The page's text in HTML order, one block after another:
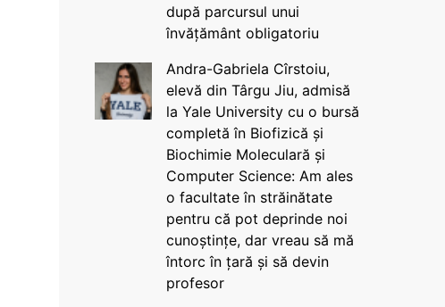
după parcursul unui
învățământ obligatoriu
Andra-Gabriela Cîrstoiu,
elevă din Târgu Jiu, admisă
la Yale University cu o bursă
completă în Biofizică și
Biochimie Moleculară și
Computer Science: Am ales
o facultate în străinătate
pentru că pot deprinde noi
cunoștințe, dar vreau să mă
întorc în țară și să devin
profesor